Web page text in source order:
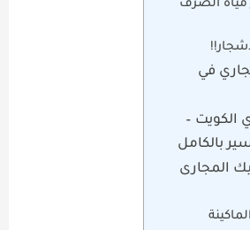
الصرف
في
الكويت –
بالكامل
المجارى